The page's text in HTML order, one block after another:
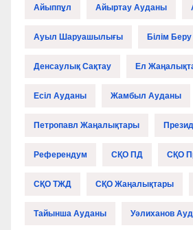
Айыппұл Айыртау Ауданы
Ауыл Шаруашылығы Білім Беру
Денсаулық Сақтау Ел
Есіл Ауданы Жамбыл Ауданы
Петропавл Жаңалықтары
Референдум СҚО ПД СҚО
СҚО ТЖД СҚО Жаңалықтары
Тайынша Ауданы Уәлиханов